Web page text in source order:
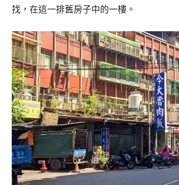
找，在這一排舊房子中的一樓。